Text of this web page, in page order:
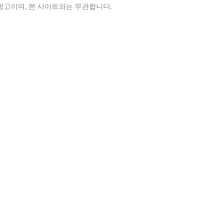
이며, 본 사이트와는 무관합니다.